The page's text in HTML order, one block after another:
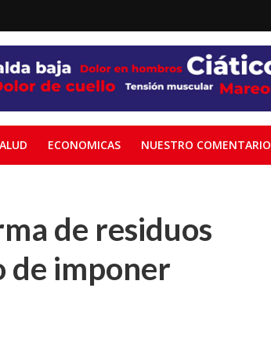
ECONOMICAS NUESTRO COMENTARIO
de residuos
de imponer